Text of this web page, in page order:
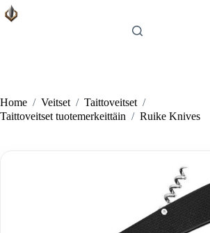
Skip
to
Home / Veitset / Taittoveitset /
Taittoveitset tuotemerkeittäin / Ruike Knives